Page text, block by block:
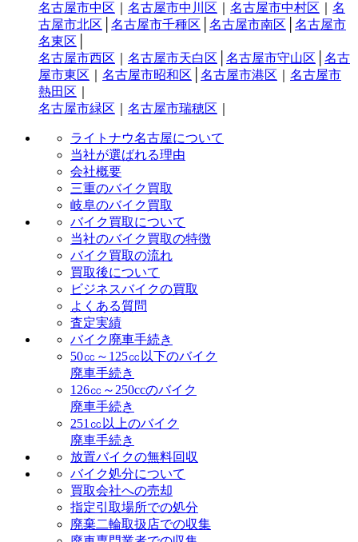
名古屋市中区
名古屋市中川区 名古屋市中村区
名
古屋市北区
名古屋市千種区 名古屋市南区
名古屋市
名東区
名古屋市西区
名古屋市天白区 名古屋市守山区
名古
屋市東区
名古屋市昭和区 名古屋市港区
名古屋市
熱田区
名古屋市緑区
名古屋市瑞穂区
ライトナウ名古屋について
当社が選ばれる理由
会社概要
三重のバイク買取
岐阜のバイク買取
バイク買取について
当社のバイク買取の特徴
バイク買取の流れ
買取後について
ビジネスバイクの買取
よくある質問
査定実績
バイク廃車手続き
50㏄～125㏄以下のバイク
廃車手続き
126㏄～250ccのバイク
廃車手続き
251㏄以上のバイク
廃車手続き
放置バイクの無料回収
バイク処分について
買取会社への売却
指定引取場所での処分
廃棄二輪取扱店での収集